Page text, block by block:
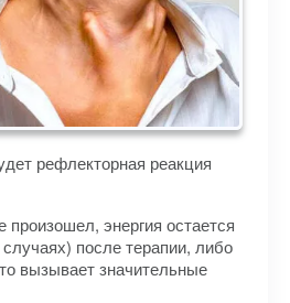
рефлекторная реакция
энергия остается
после терапии, либо
вызывает значительные